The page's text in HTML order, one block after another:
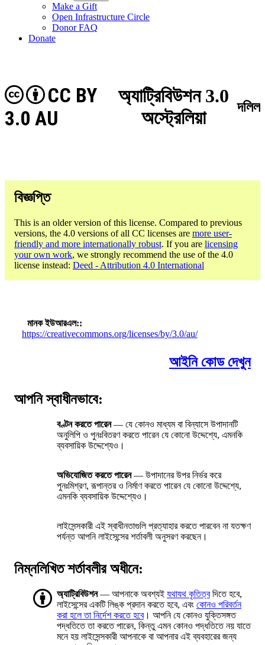
Make a Gift
Open Infrastructure Circle
Donor FAQ
Donate
অ্যাট্রিবিউশন 3.0
অস্ট্রেলিয়া
CC BY
3.0 AU
দলিল
বিজ্ঞপ্তি
This is an older version of this license. Compared to previous
versions, the 4.0 versions of all CC licenses are more user-
friendly and more internationally robust. If you are licensing
your own work, we strongly recommend the use of the 4.0
license instead: Deed - Attribution 4.0 International
মানক ইউআরএল:
https://creativecommons.org/licenses/by/3.0/au/
আইনি কোড দেখুন
আপনি স্বাধীনভাবে:
বণ্টন করতে পারেন— যে কোনও মাধ্যম বা বিন্যাসে উপাদানটি
অনুলিপি ও পুনঃবিতরণ করতে পারেন যে কোনো উদ্দেশ্যে, এমনকি
ব্যবসায়িক উদ্দেশ্যেও।
অভিযোজিত করতে পারেন— উপাদানের উপর নির্ভর করে
পুনঃমিশ্রণ, রূপান্তর ও নির্মাণ করতে পারেন যে কোনো উদ্দেশ্যে,
এমনকি ব্যবসায়িক উদ্দেশ্যেও।
লাইসেন্সকারী এই স্বাধীনতাগুলি প্রত্যাহার করতে পারবেন না যতক্ষণ
পর্যন্ত আপনি লাইসেন্সের শর্তাবলী অনুসরণ করছেন।
নিম্নলিখিত শর্তাবলীর অধীনে:
অ্যাট্রিবিউশন— আপনাকে অবশ্যই যথাযথ কৃতিত্বদিতে হবে,
লাইসেন্সের একটি লিঙ্ক প্রদান করতে হবে, এবং কোনও পরিবর্তন
করা হলে তা নির্দেশ করতে হবে। আপনি যে কোনও যুক্তিসঙ্গত
পদ্ধতিতে তা করতে পারেন, কিন্তু এমন কোনও পদ্ধতিতে নয় যাতে
মনে হয় লাইসেন্সকারী আপনাকে বা আপনার এই ব্যবহারের জন্য